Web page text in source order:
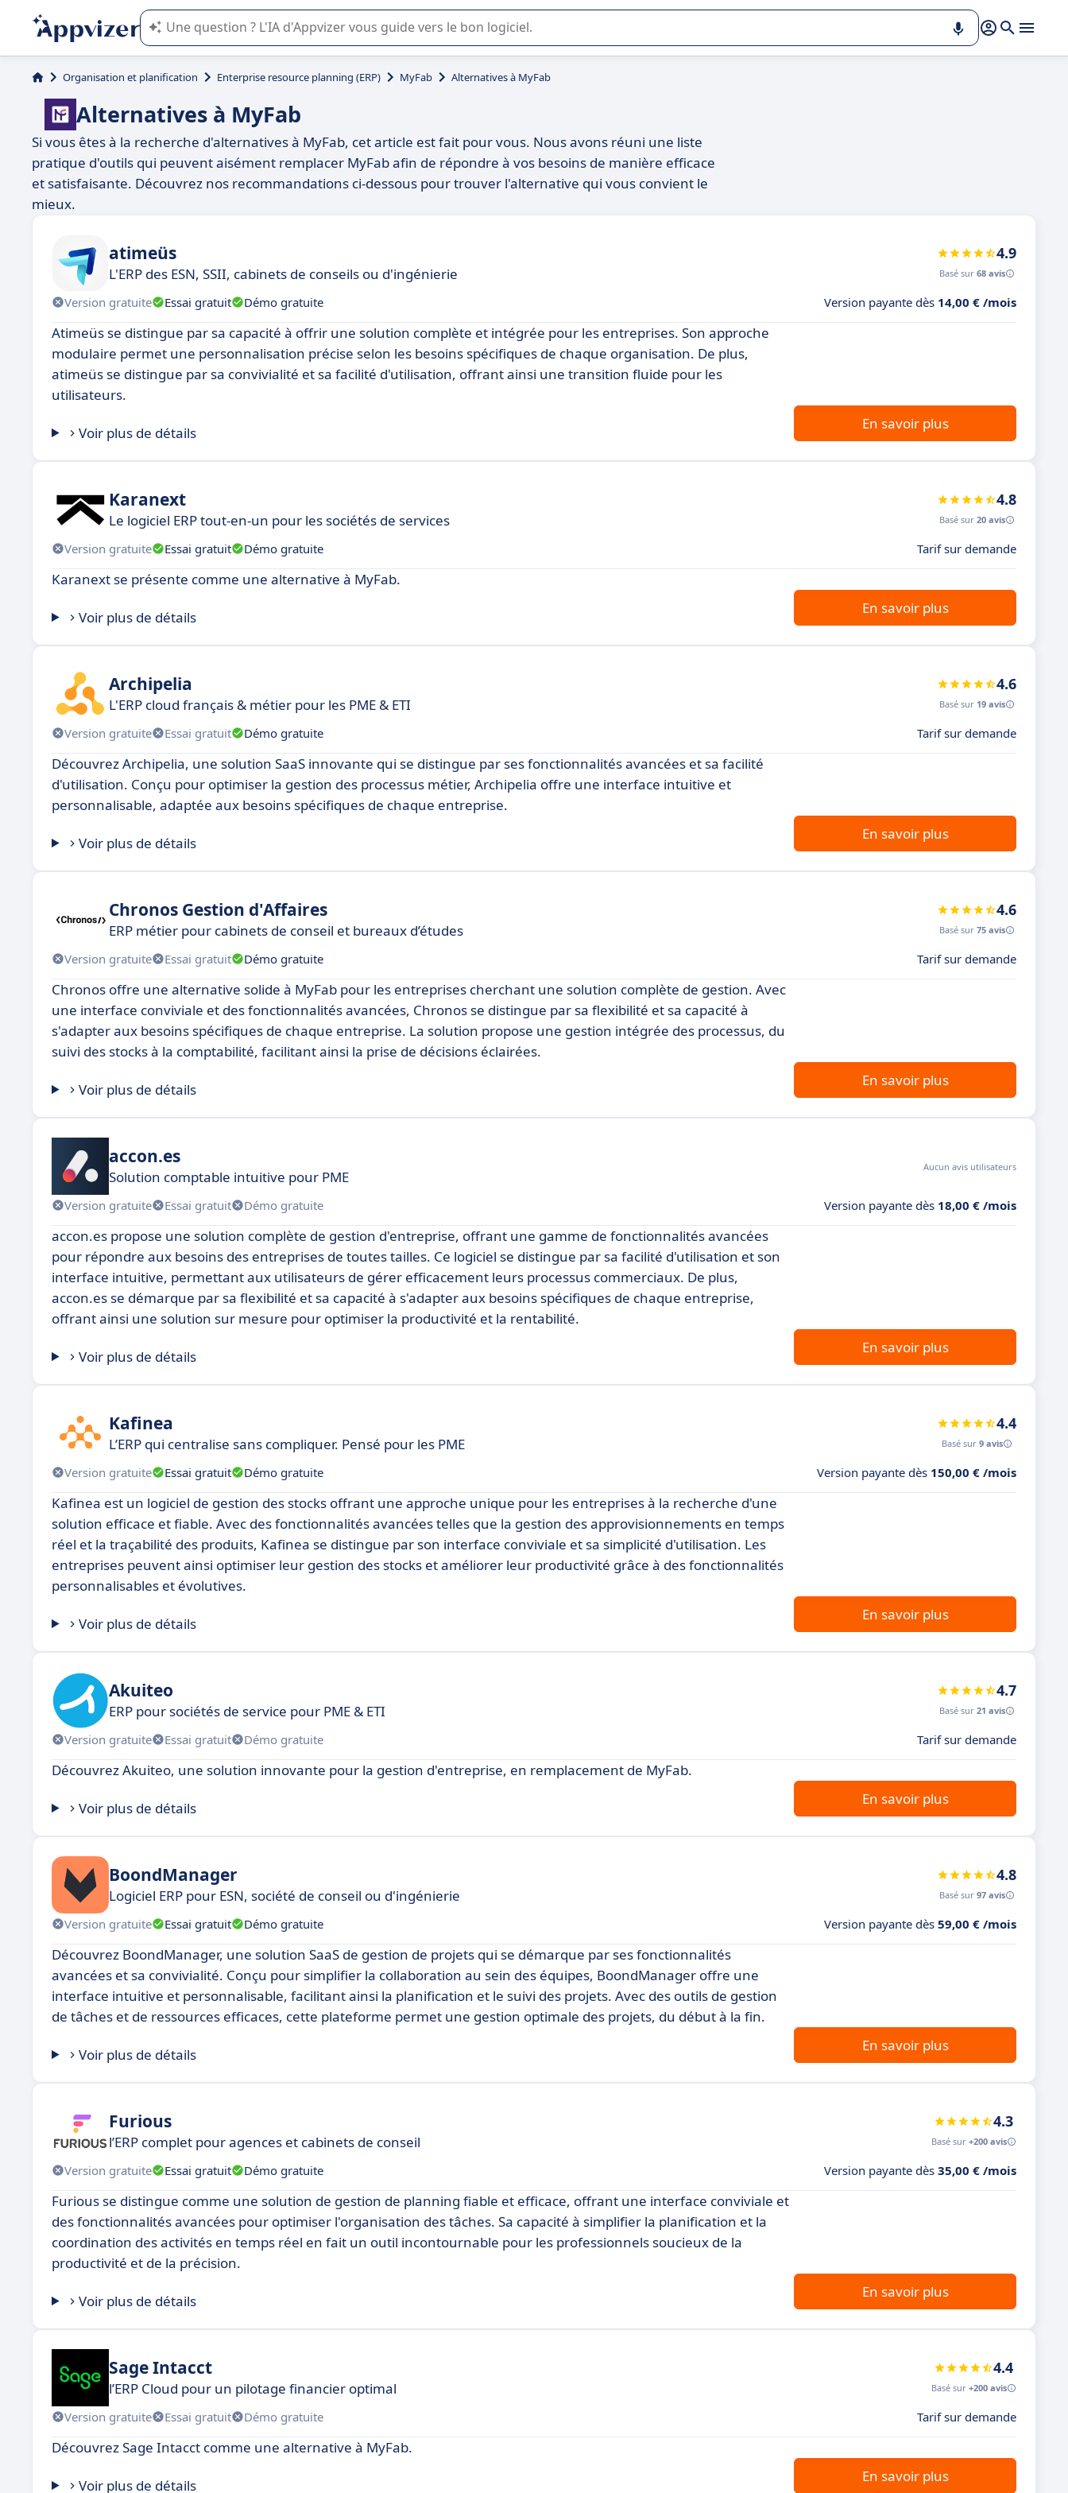
L'IA de Appvizer vous guide dans l'utilisation ou la sélection de logiciel SaaS en entreprise.
Organisation et planification Enterprise resource planning (ERP) MyFab Alternatives à MyFab
Alternatives à MyFab
Si vous êtes à la recherche d'alternatives à MyFab, cet article est fait pour vous. Nous avons réuni une liste
pratique d'outils qui peuvent aisément remplacer MyFab afin de répondre à vos besoins de manière efficace
et satisfaisante. Découvrez nos recommandations ci-dessous pour trouver l'alternative qui vous convient le
mieux.
atimeüs
L'ERP des ESN, SSII, cabinets de conseils ou d'ingénierie
4.9
Basé sur 68 avis
Version gratuite Essai gratuit Démo gratuite Version payante dès 14,00 € /mois
Atimeüs se distingue par sa capacité à offrir une solution complète et intégrée pour les entreprises. Son approche
modulaire permet une personnalisation précise selon les besoins spécifiques de chaque organisation. De plus,
atimeüs se distingue par sa convivialité et sa facilité d'utilisation, offrant ainsi une transition fluide pour les
utilisateurs.
Voir plus de détails
En savoir plus
Karanext
Le logiciel ERP tout-en-un pour les sociétés de services
4.8
Basé sur 20 avis
Version gratuite Essai gratuit Démo gratuite Tarif sur demande
Karanext se présente comme une alternative à MyFab.
Voir plus de détails
En savoir plus
Archipelia
L'ERP cloud français & métier pour les PME & ETI
4.6
Basé sur 19 avis
Version gratuite Essai gratuit Démo gratuite Tarif sur demande
Découvrez Archipelia, une solution SaaS innovante qui se distingue par ses fonctionnalités avancées et sa facilité
d'utilisation. Conçu pour optimiser la gestion des processus métier, Archipelia offre une interface intuitive et
personnalisable, adaptée aux besoins spécifiques de chaque entreprise.
Voir plus de détails
En savoir plus
Chronos Gestion d'Affaires
ERP métier pour cabinets de conseil et bureaux d’études
4.6
Basé sur 75 avis
Version gratuite Essai gratuit Démo gratuite Tarif sur demande
Chronos offre une alternative solide à MyFab pour les entreprises cherchant une solution complète de gestion. Avec
une interface conviviale et des fonctionnalités avancées, Chronos se distingue par sa flexibilité et sa capacité à
s'adapter aux besoins spécifiques de chaque entreprise. La solution propose une gestion intégrée des processus, du
suivi des stocks à la comptabilité, facilitant ainsi la prise de décisions éclairées.
Voir plus de détails
En savoir plus
accon.es
Solution comptable intuitive pour PME
Aucun avis utilisateurs
Version gratuite Essai gratuit Démo gratuite Version payante dès 18,00 € /mois
accon.es propose une solution complète de gestion d'entreprise, offrant une gamme de fonctionnalités avancées
pour répondre aux besoins des entreprises de toutes tailles. Ce logiciel se distingue par sa facilité d'utilisation et son
interface intuitive, permettant aux utilisateurs de gérer efficacement leurs processus commerciaux. De plus,
accon.es se démarque par sa flexibilité et sa capacité à s'adapter aux besoins spécifiques de chaque entreprise,
offrant ainsi une solution sur mesure pour optimiser la productivité et la rentabilité.
Voir plus de détails
En savoir plus
Kafinea
L’ERP qui centralise sans compliquer. Pensé pour les PME
4.4
Basé sur 9 avis
Version gratuite Essai gratuit Démo gratuite Version payante dès 150,00 € /mois
Kafinea est un logiciel de gestion des stocks offrant une approche unique pour les entreprises à la recherche d'une
solution efficace et fiable. Avec des fonctionnalités avancées telles que la gestion des approvisionnements en temps
réel et la traçabilité des produits, Kafinea se distingue par son interface conviviale et sa simplicité d'utilisation. Les
entreprises peuvent ainsi optimiser leur gestion des stocks et améliorer leur productivité grâce à des fonctionnalités
personnalisables et évolutives.
Voir plus de détails
En savoir plus
Akuiteo
ERP pour sociétés de service pour PME & ETI
4.7
Basé sur 21 avis
Version gratuite Essai gratuit Démo gratuite Tarif sur demande
Découvrez Akuiteo, une solution innovante pour la gestion d'entreprise, en remplacement de MyFab.
Voir plus de détails
En savoir plus
BoondManager
Logiciel ERP pour ESN, société de conseil ou d'ingénierie
4.8
Basé sur 97 avis
Version gratuite Essai gratuit Démo gratuite Version payante dès 59,00 € /mois
Découvrez BoondManager, une solution SaaS de gestion de projets qui se démarque par ses fonctionnalités
avancées et sa convivialité. Conçu pour simplifier la collaboration au sein des équipes, BoondManager offre une
interface intuitive et personnalisable, facilitant ainsi la planification et le suivi des projets. Avec des outils de gestion
de tâches et de ressources efficaces, cette plateforme permet une gestion optimale des projets, du début à la fin.
Voir plus de détails
En savoir plus
Furious
l’ERP complet pour agences et cabinets de conseil
4.3
Basé sur +200 avis
Version gratuite Essai gratuit Démo gratuite Version payante dès 35,00 € /mois
Furious se distingue comme une solution de gestion de planning fiable et efficace, offrant une interface conviviale et
des fonctionnalités avancées pour optimiser l'organisation des tâches. Sa capacité à simplifier la planification et la
coordination des activités en temps réel en fait un outil incontournable pour les professionnels soucieux de la
productivité et de la précision.
Voir plus de détails
En savoir plus
Sage Intacct
l’ERP Cloud pour un pilotage financier optimal
4.4
Basé sur +200 avis
Version gratuite Essai gratuit Démo gratuite Tarif sur demande
Découvrez Sage Intacct comme une alternative à MyFab.
Voir plus de détails
En savoir plus